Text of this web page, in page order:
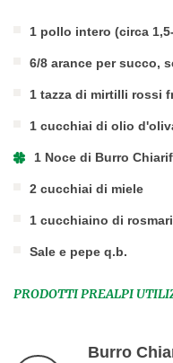
1 pollo intero (circa
6/8 arance per succo,
1 tazza di mirtilli rossi
1 cucchiai di olio
1 Noce di Burro
2 cucchiai di miele
1 cucchiaino di
Sale e pepe q.b.
PRODOTTI PREALPI
Burro